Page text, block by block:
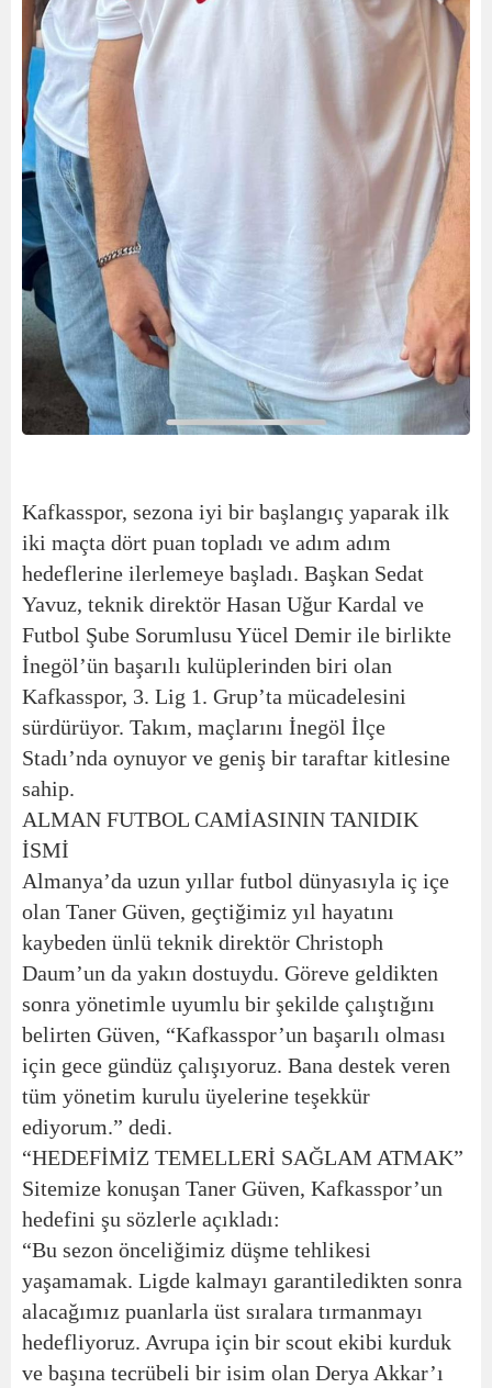
Kafkasspor, sezona iyi bir başlangıç yaparak ilk
iki maçta dört puan topladı ve adım adım
hedeflerine ilerlemeye başladı. Başkan Sedat
Yavuz, teknik direktör Hasan Uğur Kardal ve
Futbol Şube Sorumlusu Yücel Demir ile birlikte
İnegöl’ün başarılı kulüplerinden biri olan
Kafkasspor, 3. Lig 1. Grup’ta mücadelesini
sürdürüyor. Takım, maçlarını İnegöl İlçe
Stadı’nda oynuyor ve geniş bir taraftar kitlesine
sahip.
ALMAN FUTBOL CAMİASININ TANIDIK
İSMİ
Almanya’da uzun yıllar futbol dünyasıyla iç içe
olan Taner Güven, geçtiğimiz yıl hayatını
kaybeden ünlü teknik direktör Christoph
Daum’un da yakın dostuydu. Göreve geldikten
sonra yönetimle uyumlu bir şekilde çalıştığını
belirten Güven, “Kafkasspor’un başarılı olması
için gece gündüz çalışıyoruz. Bana destek veren
tüm yönetim kurulu üyelerine teşekkür
ediyorum.” dedi.
“HEDEFİMİZ TEMELLERİ SAĞLAM ATMAK”
Sitemize konuşan Taner Güven, Kafkasspor’un
hedefini şu sözlerle açıkladı:
“Bu sezon önceliğimiz düşme tehlikesi
yaşamamak. Ligde kalmayı garantiledikten sonra
alacağımız puanlarla üst sıralara tırmanmayı
hedefliyoruz. Avrupa için bir scout ekibi kurduk
ve başına tecrübeli bir isim olan Derya Akkar’ı